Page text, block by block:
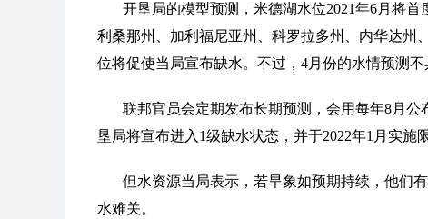
开垦局的模型预测，米德湖水位2021年6月将
利桑那州、加利福尼亚州、科罗拉多州、内华达州
位将促使当局宣布缺水。不过，4月份的水情预测不
联邦官员会定期发布长期预测，会用每年8月
垦局将宣布进入1级缺水状态，并于2022年1月实施限
但水资源当局表示，若旱象如预期持续，他们
水难关。